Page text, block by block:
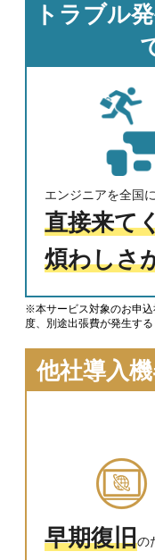
トラブル
エンジニアを全国
直接来て
煩わしさ
※本サービス対象のお申
度、別途出張費が発生する
他社導入
早期復旧の